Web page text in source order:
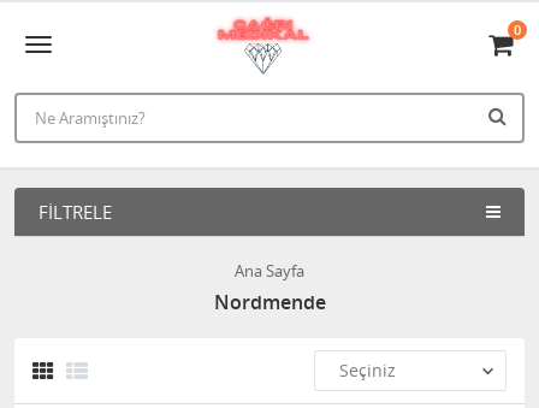
0
FILTRELE
Ana Sayfa
Nordmende